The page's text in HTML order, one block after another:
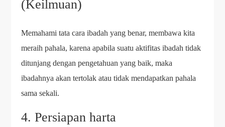
(Keilmuan)
Memahami tata cara ibadah yang benar, membawa kita
meraih pahala, karena apabila suatu aktifitas ibadah tidak
ditunjang dengan pengetahuan yang baik, maka
ibadahnya akan tertolak atau tidak mendapatkan pahala
sama sekali.
4. Persiapan harta